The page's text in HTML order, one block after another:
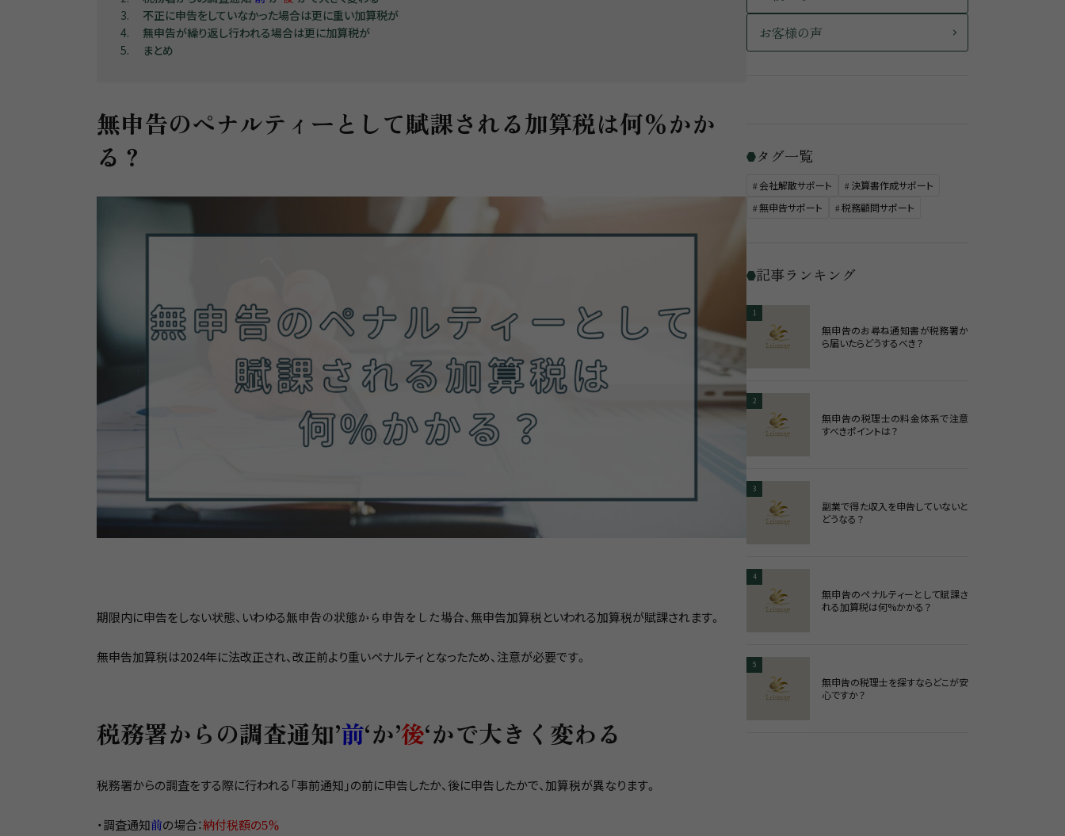
3
不正に申告をしていなかった場合は更に重い加算税が
4
無申告が繰り返し行われる場合は更に加算税が
5
まとめ
無申告のペナルティーとして賦課される加算税は何%かか
る？
期限内に申告をしない状態、いわゆる無申告の状態から申告をした場合、無申告加算税といわれる加算税が賦課されます。
無申告加算税は2024年に法改正され、改正前より重いペナルティとなったため、注意が必要です。
税務署からの調査通知’前‘か’後‘かで大きく変わる
税務署からの調査をする際に行われる「事前通知」の前に申告したか、後に申告したかで、加算税が異なります。
・調査通知前の場合：納付税額の5％
お客様の声
タグ一覧
会社解散サポート
決算書作成サポート
無申告サポート
税務顧問サポート
記事ランキング
1
無申告のお尋ね通知書が税務署か
ら届いたらどうするべき？
2
無申告の税理士の料金体系で注意
すべきポイントは？
3
副業で得た収入を申告していないと
どうなる？
4
無申告のペナルティーとして賦課さ
れる加算税は何%かかる？
5
無申告の税理士を探すならどこが安
心ですか？